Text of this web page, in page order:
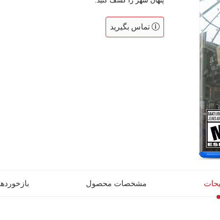
تماس بگیرید
مشخصات محصول بازخوردها